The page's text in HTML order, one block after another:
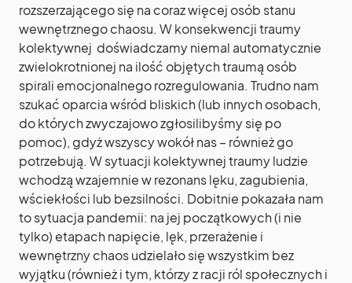
rozszerzającego się na coraz więcej osób stanu
wewnętrznego chaosu. W konsekwencji traumy
kolektywnej doświadczamy niemal automatycznie
zwielokrotnionej na ilość objętych traumą osób
spirali emocjonalnego rozregulowania. Trudno nam
szukać oparcia wśród bliskich (lub innych osobach,
do których zwyczajowo zgłosilibyśmy się po
pomoc), gdyż wszyscy wokół nas – również go
potrzebują. W sytuacji kolektywnej traumy ludzie
wchodzą wzajemnie w rezonans lęku, zagubienia,
wściekłości lub bezsilności. Dobitnie pokazała nam
to sytuacja pandemii: na jej początkowych (i nie
tylko) etapach napięcie, lęk, przerażenie i
wewnętrzny chaos udzielało się wszystkim bez
wyjątku (również i tym, którzy z racji ról społecznych i